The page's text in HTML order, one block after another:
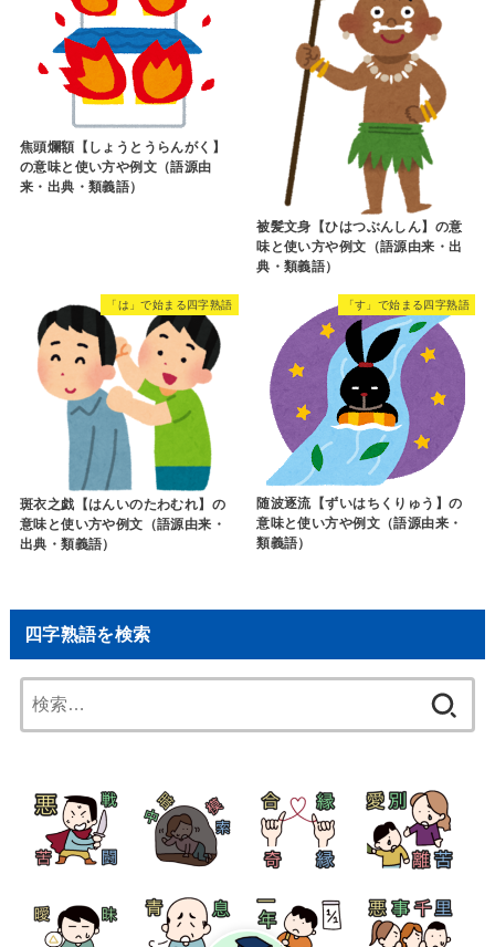
焦頭爛額【しょうとうらんがく】
の意味と使い方や例文（語源由
来・出典・類義語）
被髪文身【ひはつぶんしん】の意
味と使い方や例文（語源由来・出
典・類義語）
「は」で始まる四字熟語
斑衣之戯【はんいのたわむれ】の
意味と使い方や例文（語源由来・
出典・類義語）
「す」で始まる四字熟語
随波逐流【ずいはちくりゅう】の
意味と使い方や例文（語源由来・
類義語）
四字熟語を検索
索: